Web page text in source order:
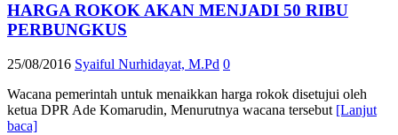
HARGA ROKOK AKAN MENJADI 50 RIBU
PERBUNGKUS
25/08/2016 Syaiful Nurhidayat, M.Pd 0
Wacana pemerintah untuk menaikkan harga rokok disetujui oleh
ketua DPR Ade Komarudin, Menurutnya wacana tersebut [Lanjut
baca]